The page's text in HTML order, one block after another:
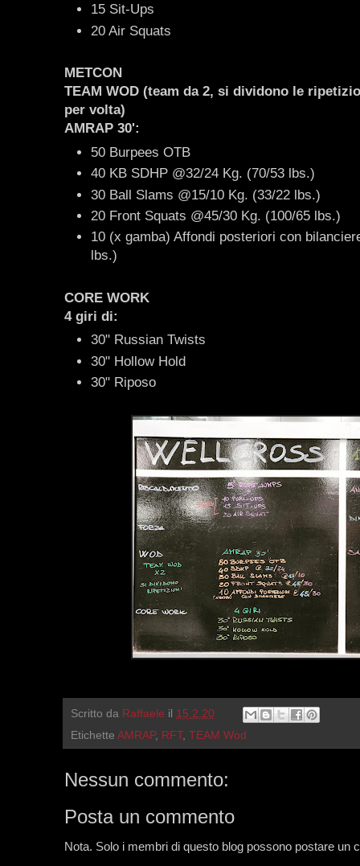
15 Sit-Ups
20 Air Squats
METCON
TEAM WOD (team da 2, si dividono le
per volta)
AMRAP 30':
50 Burpees OTB
40 KB SDHP @32/24 Kg. (70/53 lbs.)
30 Ball Slams @15/10 Kg. (33/22 lbs.)
20 Front Squats @45/30 Kg. (100/65 lbs.)
10 (x gamba) Affondi posteriori con
lbs.)
CORE WORK
4 giri di:
30" Russian Twists
30" Hollow Hold
30" Riposo
Scritto da Raffaele il 15.2.20
Etichette AMRAP, RFT, TEAM Wod
Nessun commento:
Posta un commento
Nota. Solo i membri di questo blog possono postare un